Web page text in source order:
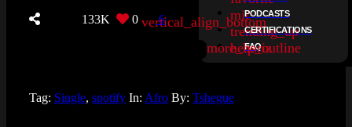
micPODCASTS
trending_up
CERTIFICATIONS
help_outline
FAQ
133K 0 vertical_align_bottom
6
more_horiz
Tag: Single, spotify In: Afro By: Tshegue